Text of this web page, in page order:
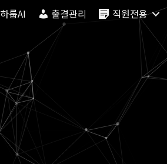
하룹AI 출결관리 직원전용